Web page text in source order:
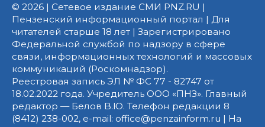
© 2026 | Сетевое издание СМИ PNZ.RU |
Пензенский информационный портал | Для
читателей старше 18 лет | Зарегистрировано
Федеральной службой по надзору в сфере
связи, информационных технологий и массовых
коммуникаций (Роскомнадзор).
Реестровая запись ЭЛ № ФС 77 - 82747 от
18.02.2022 года. Учредитель ООО «ПНЗ». Главный
редактор — Белов В.Ю. Телефон редакции 8
(8412) 238-002, e-mail: office@penzainform.ru | На